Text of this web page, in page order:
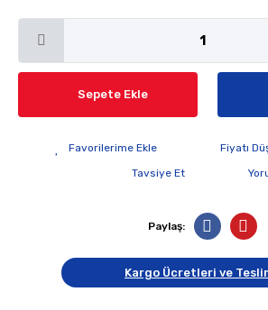
Sepete Ekle
Fiyatı
Tavsiye Et
Paylaş:
Kargo Ücretleri ve